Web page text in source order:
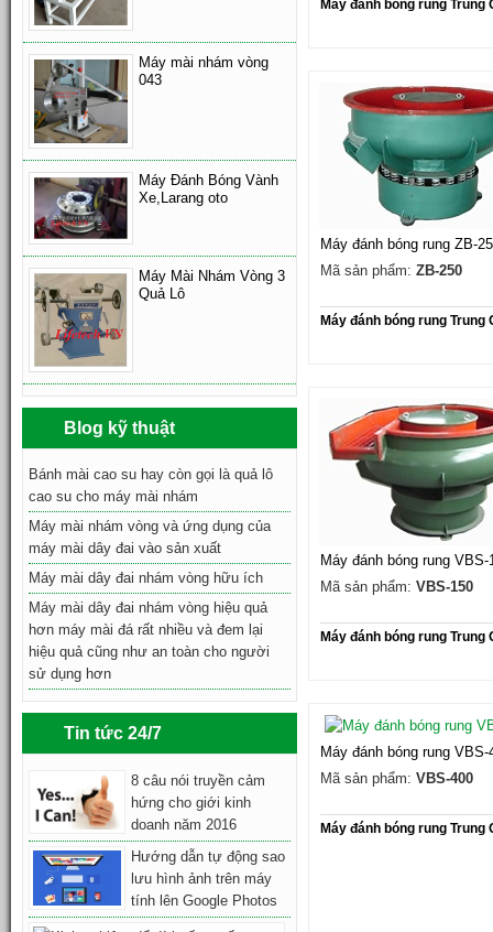
Máy đánh bóng rung Trung
Máy đánh bóng rung ZB-
Mã sản phẩm: ZB-250
Máy đánh bóng rung Trung
Máy đánh bóng rung VBS-
Mã sản phẩm: VBS-150
Máy đánh bóng rung Trung
Máy đánh bóng rung VBS-
Mã sản phẩm: VBS-400
Máy đánh bóng rung Trung
Máy mài nhám vòng
043
Máy Đánh Bóng Vành
Xe,Larang oto
Máy Mài Nhám Vòng 3
Quả Lô
Blog kỹ thuật
Bánh mài cao su hay còn gọi là quả lô
cao su cho máy mài nhám
Máy mài nhám vòng và ứng dụng của
máy mài dây đai vào sản xuất
Máy mài dây đai nhám vòng hữu ích
Máy mài dây đai nhám vòng hiệu quả
hơn máy mài đá rất nhiều và đem lại
hiệu quả cũng như an toàn cho người
sử dụng hơn
Tin tức 24/7
8 câu nói truyền cảm
hứng cho giới kinh
doanh năm 2016
Hướng dẫn tự động sao
lưu hình ảnh trên máy
tính lên Google Photos